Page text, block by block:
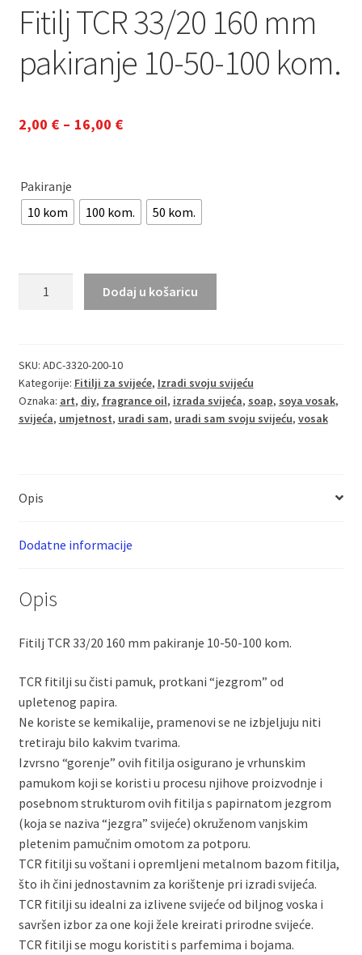
Fitilj TCR 33/20 160 mm
pakiranje 10-50-100 kom.
2,00 € – 16,00 €Raspon
do
Pakiranje
10 kom
100 kom. 50 kom.
mm
pakiranje
10-
50-
Dodaj u košaricu
SKU: ADC-3320-200-10
Kategorije: Fitilji za svijeće, Izradi svoju svijeću
Oznaka: art, diy, fragrance oil, izrada svijeća, soap, soya vosak,
svijeća, umjetnost, uradi sam, uradi sam svoju svijeću, vosak
Opis
Dodatne informacije
Opis
Fitilj TCR 33/20 160 mm pakiranje 10-50-100 kom.
TCR fitilji su čisti pamuk, protkani “jezgrom” od
upletenog papira.
Ne koriste se kemikalije, pramenovi se ne izbjeljuju niti
tretiraju bilo kakvim tvarima.
Izvrsno “gorenje” ovih fitilja osigurano je vrhunskim
pamukom koji se koristi u procesu njihove proizvodnje i
posebnom strukturom ovih fitilja s papirnatom jezgrom
(koja se naziva “jezgra” svijeće) okruženom vanjskim
pletenim pamučnim omotom za potporu.
TCR fitilji su voštani i opremljeni metalnom bazom fitilja,
što ih čini jednostavnim za korištenje pri izradi svijeća.
TCR fitilji su idealni za izlivene svijeće od biljnog voska i
savršen izbor za one koji žele kreirati prirodne svijeće.
TCR fitilji se mogu koristiti s parfemima i bojama.